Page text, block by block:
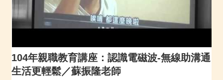
104年親職教育講座：認識電磁波-無線助溝通
生活更輕鬆／蘇振隆老師